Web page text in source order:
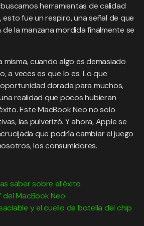
herramientas de calidad
esto fue un respiro, una señal de que
la manzana mordida finalmente se
misma, cuando algo es demasiado
a veces es que lo es. Lo que
dorada para muchos,
realidad que pocos hubieran
Este MacBook Neo no solo
las pulverizó. Y ahora, Apple se
que podría cambiar el juego
los consumidores.
saber sobre el éxito
MacBook Neo
y el cuello de botella del chip